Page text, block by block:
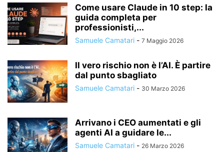
Come usare Claude in 10 step: la
guida completa per
professionisti,...
Samuele Camatari - 7 Maggio 2026
Il vero rischio non è l’AI. È partire
dal punto sbagliato
Samuele Camatari - 30 Marzo 2026
Arrivano i CEO aumentati e gli
agenti AI a guidare le...
Samuele Camatari - 26 Marzo 2026